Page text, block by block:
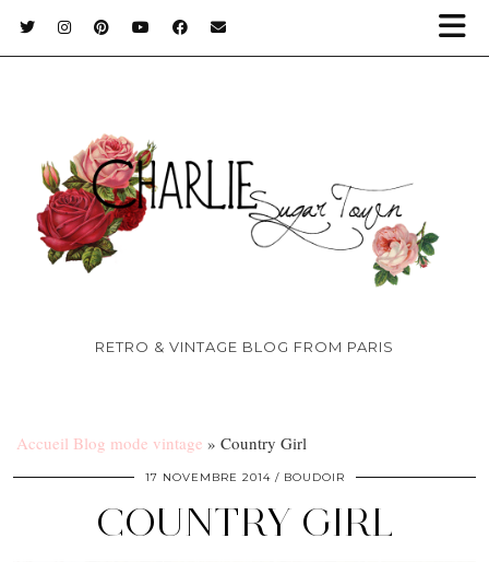
RETRO & VINTAGE BLOG FROM PARIS
Accueil Blog mode vintage » Country Girl
17 NOVEMBRE 2014 BOUDOIR
COUNTRY GIRL